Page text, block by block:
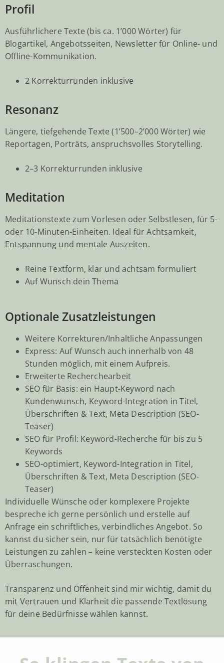
Profil
Ausführlichere Texte (bis ca. 1’000 Wörter) für
Blogartikel, Angebotsseiten, Newsletter für Online- und
Offline-Kommunikation.
2 Korrekturrunden inklusive
Resonanz
Längere, tiefgehende Texte (1’500–2’000 Wörter) wie
Reportagen, Porträts, anspruchsvolles Storytelling.
2–3 Korrekturrunden inklusive
Meditation
Meditationstexte zum Vorlesen oder Selbstlesen, für 5-
oder 10-Minuten-Einheiten. Ideal für Achtsamkeit,
Entspannung und mentale Auszeiten.
Reine Textform, klar und achtsam formuliert
Auf Wunsch dein Thema
Optionale Zusatzleistungen
Weitere Korrekturen/Inhaltliche Anpassungen
Express: Auf Wunsch auch innerhalb von 48
Stunden möglich, mit einem Aufpreis.
Erweiterte Recherchearbeit
SEO für Basis: ein Haupt-Keyword nach
Kundenwunsch, Keyword-Integration in Titel,
Überschriften & Text, Meta Description (SEO-
Teaser)
SEO für Profil: Keyword-Recherche für bis zu 5
Keywords
SEO-optimiert, Keyword-Integration in Titel,
Überschriften & Text, Meta Description (SEO-
Teaser)
Individuelle Wünsche oder komplexere Projekte
bespreche ich gerne persönlich und erstelle auf
Anfrage ein schriftliches, verbindliches Angebot. So
kannst du sicher sein, nur für tatsächlich benötigte
Leistungen zu zahlen – keine versteckten Kosten oder
Überraschungen.
Transparenz und Offenheit sind mir wichtig, damit du
mit Vertrauen und Klarheit die passende Textlösung
für deine Bedürfnisse wählen kannst.